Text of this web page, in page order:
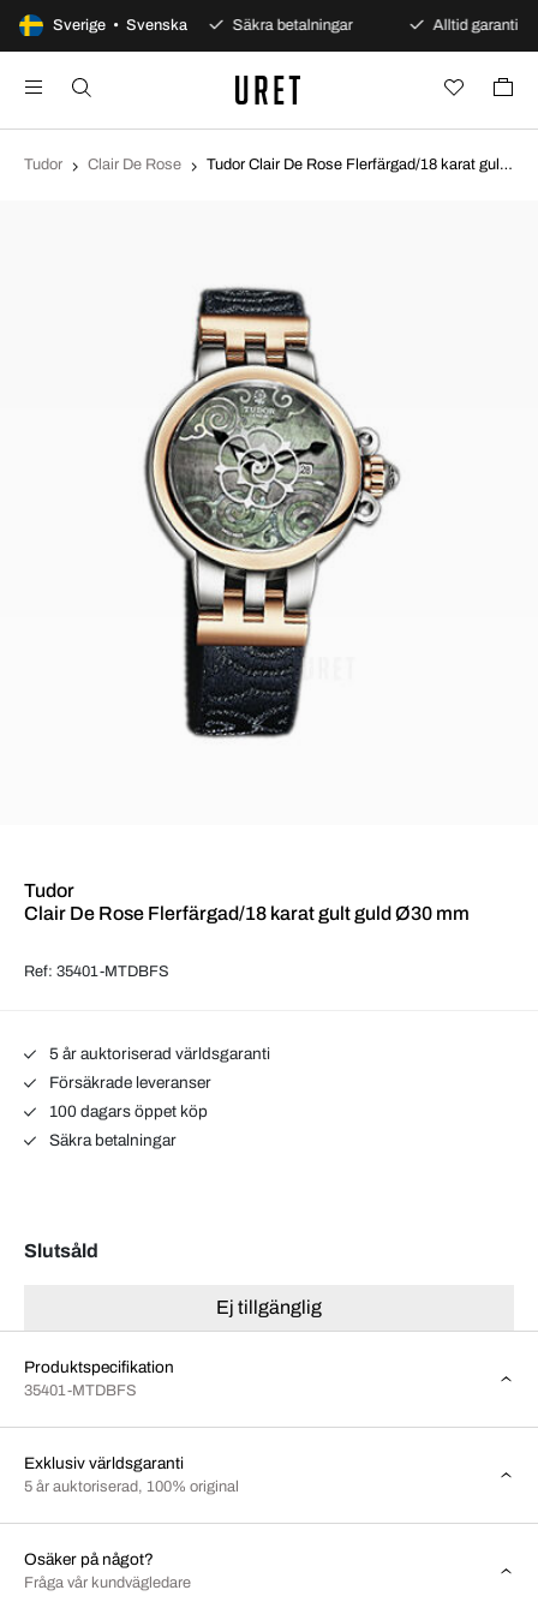
Sverige • Svenska
dagars öppet köp Säkra betalningar Alltid garanti
Tudor Clair De Rose Tudor Clair De Rose Flerfärgad/18 karat gult guld Ø30 mm 35401-MTDBFS
Tudor
Clair De Rose Flerfärgad/18 karat gult guld Ø30 mm
Ref: 35401-MTDBFS
5 år auktoriserad världsgaranti
Försäkrade leveranser
100 dagars öppet köp
Säkra betalningar
Slutsåld
Ej tillgänglig
Produktspecifikation
35401-MTDBFS
Exklusiv världsgaranti
5 år auktoriserad, 100% original
Osäker på något?
Fråga vår kundvägledare